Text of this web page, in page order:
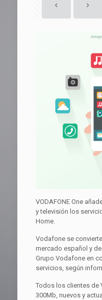
VODAFONE One
y televisión los
Home.
Vodafone se
mercado español y
Grupo Vodafone en
servicios, según
Todos los clientes de
300Mb, nuevos y